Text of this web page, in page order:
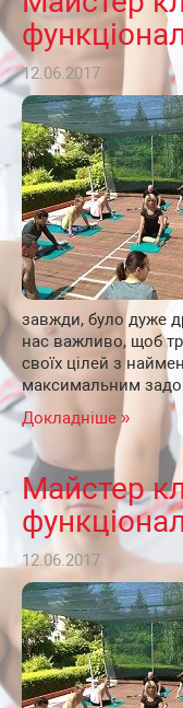
12.06.2017
завжди, було дуже
нас важливо, щоб
своїх цілей з
максимальним
Докладніше »
Майстер
12.06.2017